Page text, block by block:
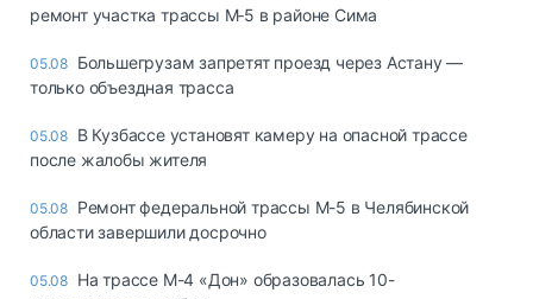
ремонт участка трассы М‑5 в районе Сима
05.08 Большегрузам запретят проезд через Астану —
только объездная трасса
05.08 В Кузбассе установят камеру на опасной трассе
после жалобы жителя
05.08 Ремонт федеральной трассы М-5 в Челябинской
области завершили досрочно
05.08 На трассе М-4 «Дон» образовалась 10-